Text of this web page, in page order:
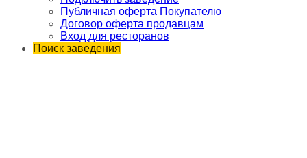
Публичная оферта Покупателю
Договор оферта продавцам
Вход для ресторанов
Поиск заведения